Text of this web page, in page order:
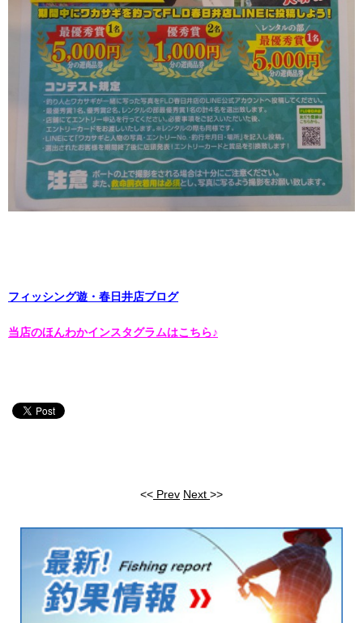
フィッシング遊・春日井店ブログ
当店のほんわかインスタグラムはこちら♪
<< Prev Next >>